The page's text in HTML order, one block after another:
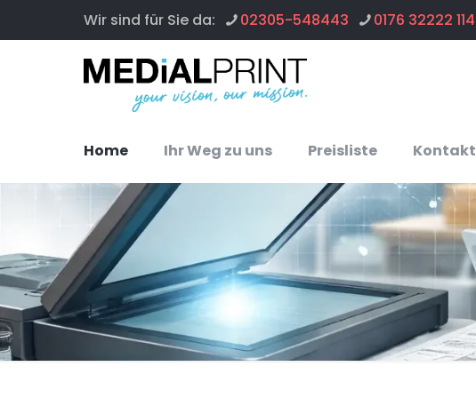
Wir sind für Sie da: 02305-548443 0176 32222 114
Home Ihr Weg zu uns Preisliste Kontakt